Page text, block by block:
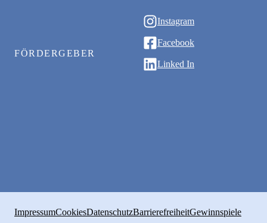
FÖRDERGEBER
Instagram
Facebook
Linked In
ImpressumCookiesDatenschutzBarrierefreiheitGewinnspiele